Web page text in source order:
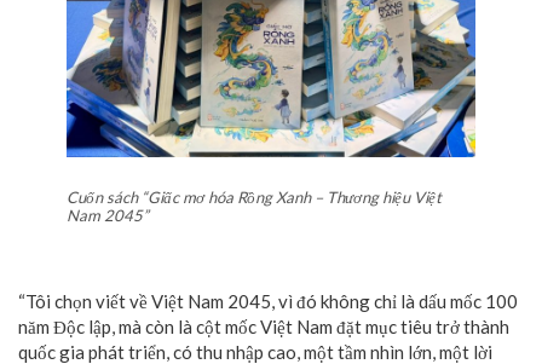
Cuốn sách “Giấc mơ hóa Rồng Xanh – Thương hiệu Việt
Nam 2045”
“Tôi chọn viết về Việt Nam 2045, vì đó không chỉ là dấu mốc 100
năm Độc lập, mà còn là cột mốc Việt Nam đặt mục tiêu trở thành
quốc gia phát triển, có thu nhập cao, một tầm nhìn lớn, một lời